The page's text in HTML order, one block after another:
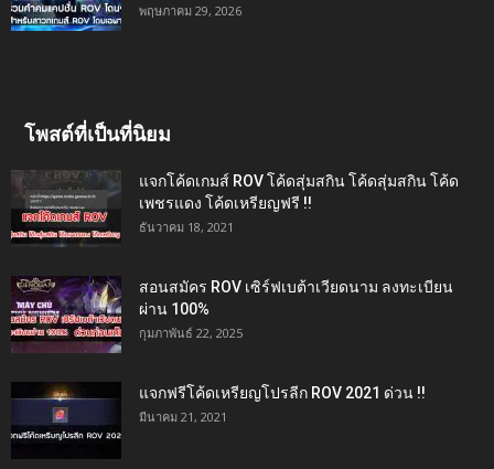
พฤษภาคม 29, 2026
โพสต์ที่เป็นที่นิยม
แจกโค้ดเกมส์ ROV โค้ดสุ่มสกิน โค้ดสุ่มสกิน โค้ด
เพชรแดง โค้ดเหรียญฟรี !!
ธันวาคม 18, 2021
สอนสมัคร ROV เซิร์ฟเบต้าเวียดนาม ลงทะเบียน
ผ่าน 100%
กุมภาพันธ์ 22, 2025
แจกฟรีโค้ดเหรียญโปรลีก ROV 2021 ด่วน !!
มีนาคม 21, 2021